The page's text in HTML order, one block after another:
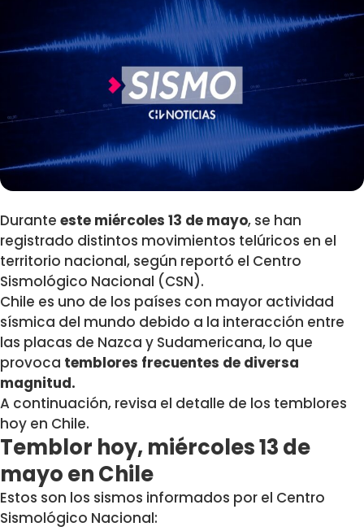
Durante este miércoles 13 de mayo, se han
registrado distintos movimientos telúricos en el
territorio nacional, según reportó el Centro
Sismológico Nacional (CSN).
Chile es uno de los países con mayor actividad
sísmica del mundo debido a la interacción entre
las placas de Nazca y Sudamericana, lo que
provoca temblores frecuentes de diversa
magnitud.
A continuación, revisa el detalle de los temblores
hoy en Chile.
Temblor hoy, miércoles 13 de
mayo en Chile
Estos son los sismos informados por el Centro
Sismológico Nacional: